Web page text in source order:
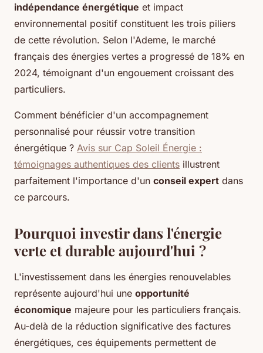
indépendance énergétique et impact
environnemental positif constituent les trois piliers
de cette révolution. Selon l'Ademe, le marché
français des énergies vertes a progressé de 18% en
2024, témoignant d'un engouement croissant des
particuliers.
Comment bénéficier d'un accompagnement
personnalisé pour réussir votre transition
énergétique ? Avis sur Cap Soleil Énergie :
témoignages authentiques des clients illustrent
parfaitement l'importance d'un conseil expert dans
ce parcours.
Pourquoi investir dans l'énergie
verte et durable aujourd'hui ?
L'investissement dans les énergies renouvelables
représente aujourd'hui une opportunité
économique majeure pour les particuliers français.
Au-delà de la réduction significative des factures
énergétiques, ces équipements permettent de